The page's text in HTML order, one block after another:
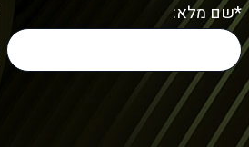
*שם מלא: